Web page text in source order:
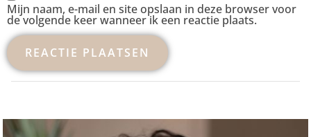
Mijn naam, e-mail en site opslaan in deze browser voor
de volgende keer wanneer ik een reactie plaats.